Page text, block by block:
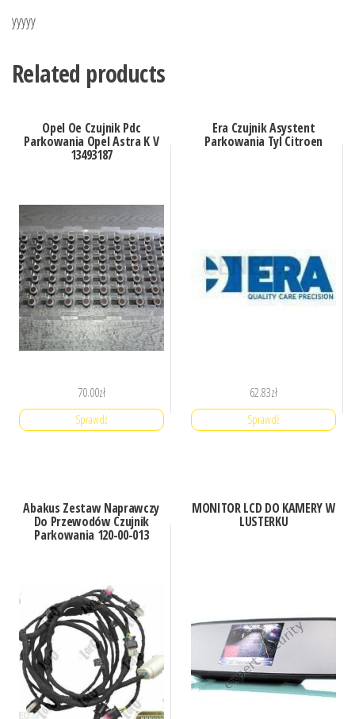
yyyyy
Related products
Opel Oe Czujnik Pdc
Parkowania Opel Astra K V
13493187
70.00zł
Sprawdź
Era Czujnik Asystent
Parkowania Tyl Citroen
62.83zł
Sprawdź
Abakus Zestaw Naprawczy
Do Przewodów Czujnik
Parkowania 120-00-013
MONITOR LCD DO KAMERY W
LUSTERKU